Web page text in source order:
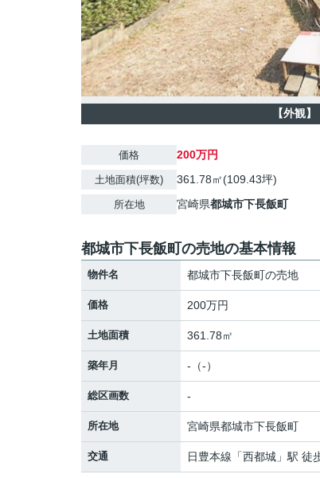
【外観】
価格 200万円
土地面積(坪数) 361.78㎡(109.43坪)
所在地 宮崎県都城市下長飯町
都城市下長飯町の売地の基本情報
物件名 都城市下長飯町の売地
価格 200万円
土地面積 361.78㎡
築年月 -（-）
総区画数 -
所在地 宮崎県都城市下長飯町
交通 日豊本線 「西都城 」駅 徒